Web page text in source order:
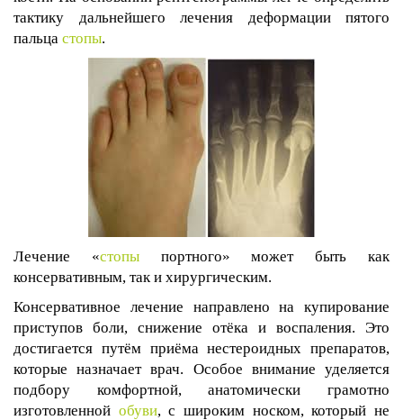
тактику дальнейшего лечения деформации пятого
пальца стопы.
Лечение «стопыпортного» может быть как
консервативным, так и хирургическим.
Консервативное лечение направлено на купирование
приступов боли, снижение отёка и воспаления. Это
достигается путём приёма нестероидных препаратов,
которые назначает врач. Особое внимание уделяется
подбору комфортной, анатомически грамотно
изготовленной обуви, с широким носком, который не